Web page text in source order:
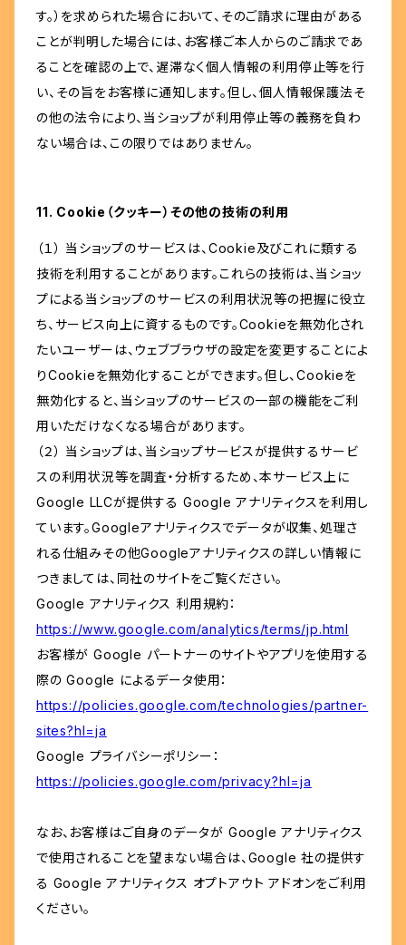
す。）を求められた場合において、そのご請求に理由がある
ことが判明した場合には、お客様ご本人からのご請求であ
ることを確認の上で、遅滞なく個人情報の利用停止等を行
い、その旨をお客様に通知します。但し、個人情報保護法そ
の他の法令により、当ショップが利用停止等の義務を負わ
ない場合は、この限りではありません。
11. Cookie（クッキー）その他の技術の利用
（１） 当ショップのサービスは、Cookie及びこれに類する
技術を利用することがあります。これらの技術は、当ショッ
プによる当ショップのサービスの利用状況等の把握に役立
ち、サービス向上に資するものです。Cookieを無効化され
たいユーザーは、ウェブブラウザの設定を変更することによ
りCookieを無効化することができます。但し、Cookieを
無効化すると、当ショップのサービスの一部の機能をご利
用いただけなくなる場合があります。
（２） 当ショップは、当ショップサービスが提供するサービ
スの利用状況等を調査・分析するため、本サービス上に
Google LLCが提供する Google アナリティクスを利用し
ています。Googleアナリティクスでデータが収集、処理さ
れる仕組みその他Googleアナリティクスの詳しい情報に
つきましては、同社のサイトをご覧ください。
Google アナリティクス 利用規約：
https://www.google.com/analytics/terms/jp.html
お客様が Google パートナーのサイトやアプリを使用する
際の Google によるデータ使用：
https://policies.google.com/technologies/partner-
sites?hl=ja
Google プライバシーポリシー：
https://policies.google.com/privacy?hl=ja
なお、お客様はご自身のデータが Google アナリティクス
で使用されることを望まない場合は、Google 社の提供す
る Google アナリティクス オプトアウト アドオンをご利用
ください。